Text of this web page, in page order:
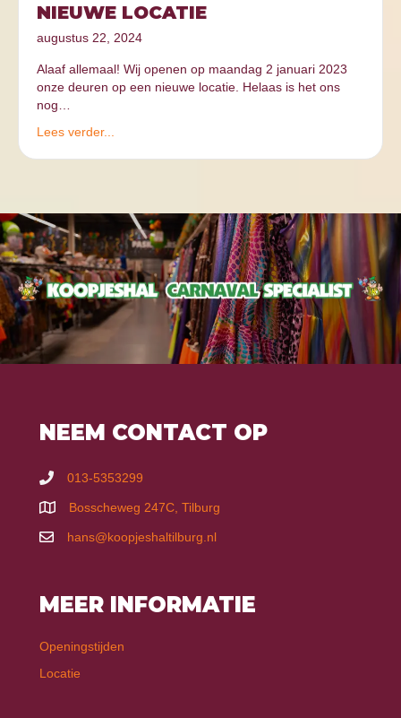
NIEUWE LOCATIE
augustus 22, 2024
Alaaf allemaal! Wij openen op maandag 2 januari 2023
onze deuren op een nieuwe locatie. Helaas is het ons
nog…
Lees verder...
NEEM CONTACT OP
013-5353299
Bosscheweg 247C, Tilburg
hans@koopjeshaltilburg.nl
MEER INFORMATIE
Openingstijden
Locatie